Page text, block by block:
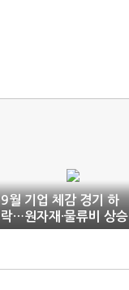
9월 기업 체감 경기 하
락…원자재·물류비 상승
여파